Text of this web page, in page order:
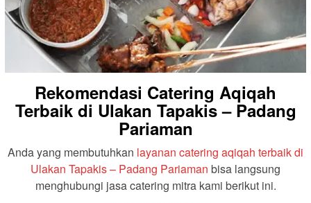
Rekomendasi Catering Aqiqah
Terbaik di Ulakan Tapakis – Padang
Pariaman
Anda yang membutuhkan layanan catering aqiqah terbaik di
Ulakan Tapakis – Padang Pariaman bisa langsung
menghubungi jasa catering mitra kami berikut ini.